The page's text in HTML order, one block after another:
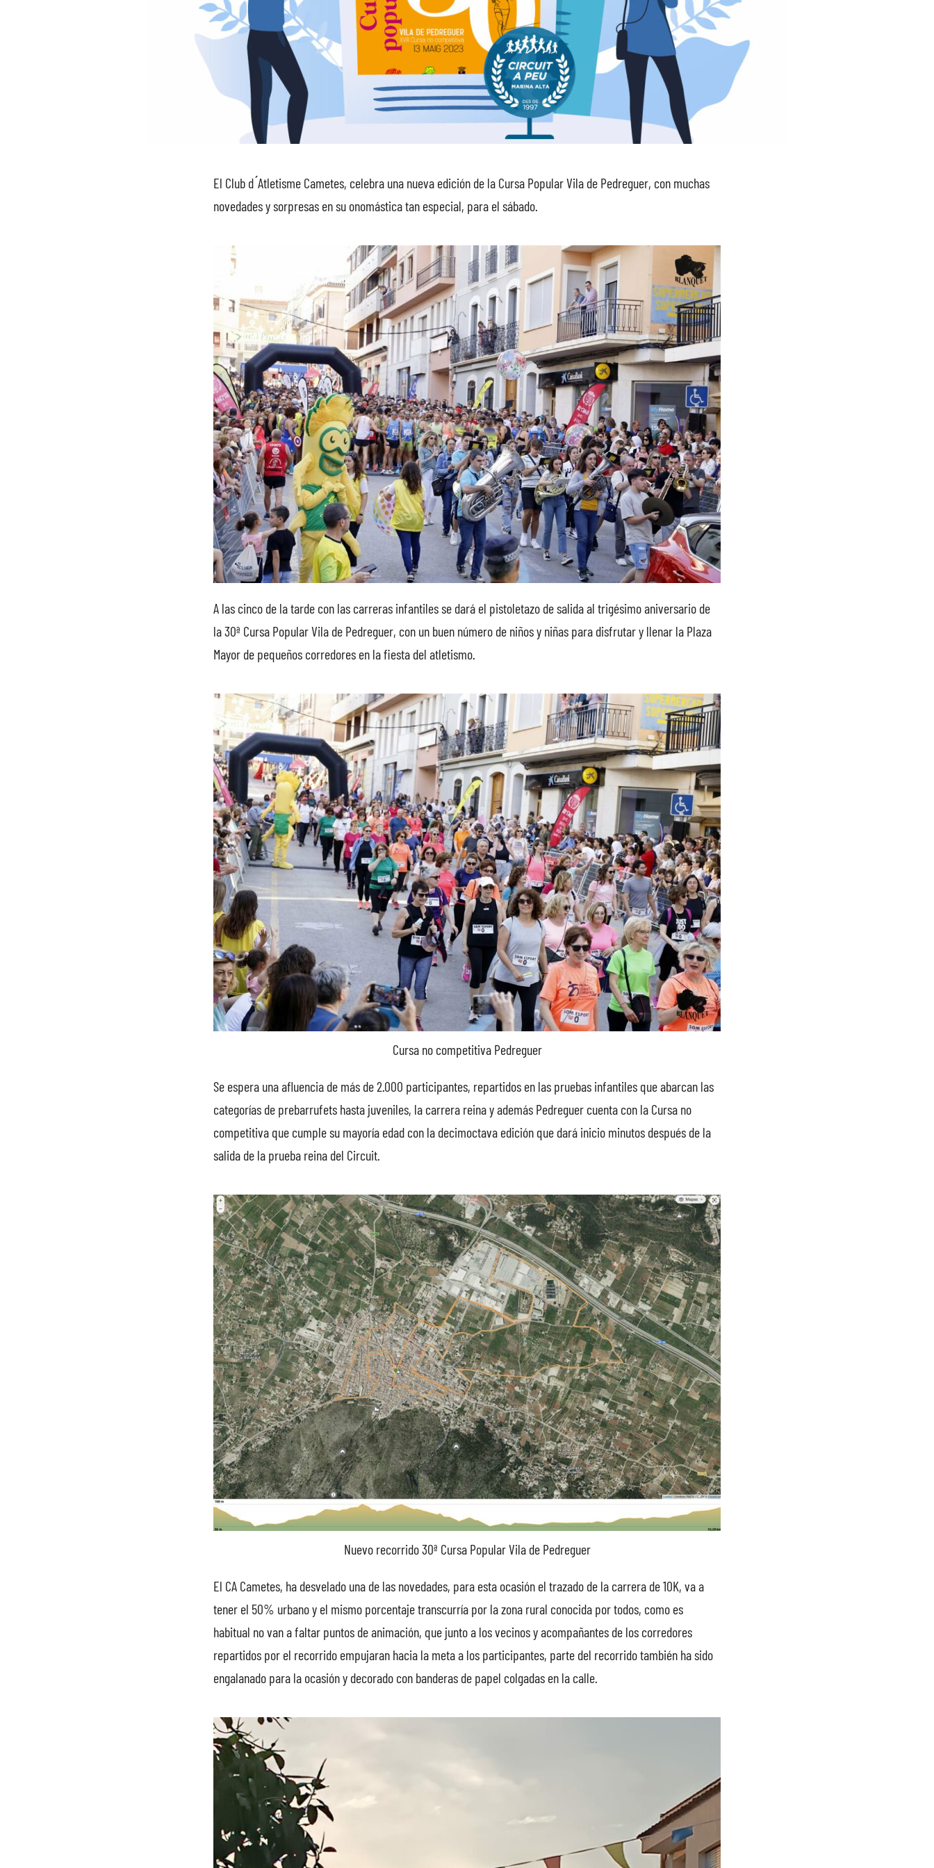
El Club d ́Atletisme Cametes, celebra una nueva edición de la Cursa Popular Vila de Pedreguer, con muchas
novedades y sorpresas en su onomástica tan especial, para el sábado.
A las cinco de la tarde con las carreras infantiles se dará el pistoletazo de salida al trigésimo aniversario de
la 30ª Cursa Popular Vila de Pedreguer, con un buen número de niños y niñas para disfrutar y llenar la Plaza
Mayor de pequeños corredores en la fiesta del atletismo.
Cursa no competitiva Pedreguer
Se espera una afluencia de más de 2.000 participantes, repartidos en las pruebas infantiles que abarcan las
categorías de prebarrufets hasta juveniles, la carrera reina y además Pedreguer cuenta con la Cursa no
competitiva que cumple su mayoría edad con la decimoctava edición que dará inicio minutos después de la
salida de la prueba reina del Circuit.
Nuevo recorrido 30ª Cursa Popular Vila de Pedreguer
El CA Cametes, ha desvelado una de las novedades, para esta ocasión el trazado de la carrera de 10K, va a
tener el 50% urbano y el mismo porcentaje transcurría por la zona rural conocida por todos, como es
habitual no van a faltar puntos de animación, que junto a los vecinos y acompañantes de los corredores
repartidos por el recorrido empujaran hacia la meta a los participantes, parte del recorrido también ha sido
engalanado para la ocasión y decorado con banderas de papel colgadas en la calle.